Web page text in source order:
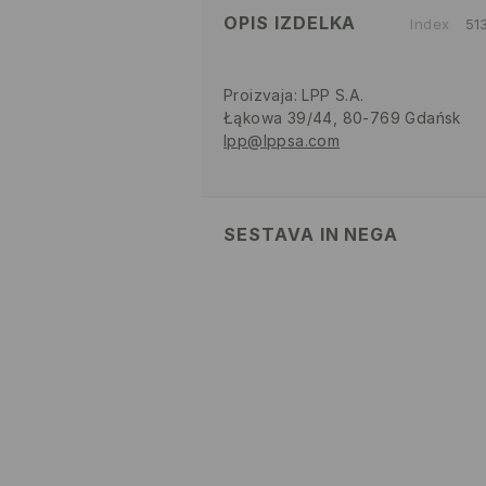
OPIS IZDELKA Index
Proizvaja: LPP S.A.
Łąkowa 39/44, 80-769 Gdańsk
lpp@lppsa.com
SESTAVA IN NEGA